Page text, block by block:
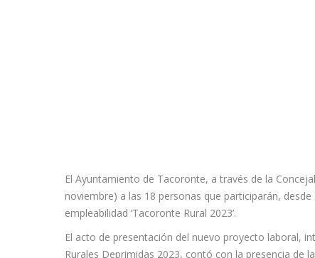
El Ayuntamiento de Tacoronte, a través de la
noviembre) a las 18 personas que participarán,
empleabilidad ‘Tacoronte Rural 2023’.
El acto de presentación del nuevo proyecto laboral,
Rurales Deprimidas 2023, contó con la presencia de